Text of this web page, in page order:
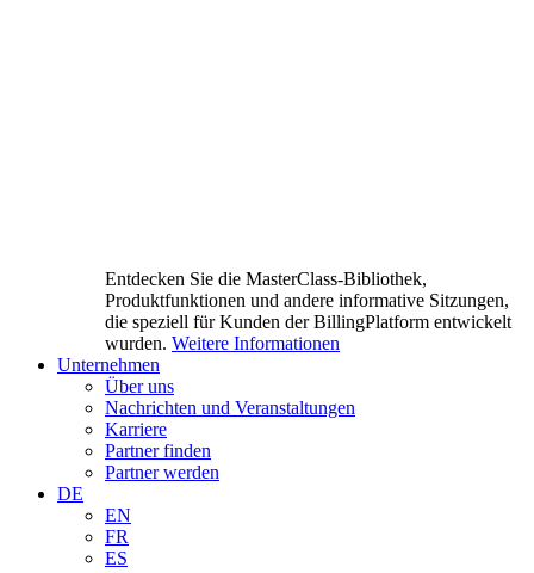
Entdecken Sie die MasterClass-Bibliothek,
Produktfunktionen und andere informative Sitzungen,
die speziell für Kunden der BillingPlatform entwickelt
wurden. Weitere Informationen
Unternehmen
Über uns
Nachrichten und Veranstaltungen
Karriere
Partner finden
Partner werden
DE
EN
FR
ES